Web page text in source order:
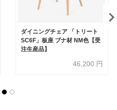
ダイニングチェア 「トリート
SC6F」板座 ブナ材 NM色【受
注生産品】
46,200 円